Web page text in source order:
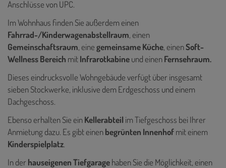
Anschlüsse von UPC.
Im Wohnhaus finden Sie außerdem einen
Fahrrad-/Kinderwagenabstellraum, einen
Gemeinschaftsraum, einegemeinsame Küche, einenSoft-
Wellness Bereich mitInfrarotkabineund einenFernsehraum.
Dieses eindrucksvolle Wohngebäude verfügt über insgesamt
sieben Stockwerke, inklusive dem Erdgeschoss und einem
Dachgeschoss.
Ebenso erhalten Sie einKellerabteil im Tiefgeschoss bei Ihrer
Anmietung dazu. Es gibt einenbegrünten Innenhofmit einem
Kinderspielplatz.
In derhauseigenen Tiefgaragehaben Sie die Möglichkeit, einen